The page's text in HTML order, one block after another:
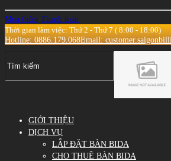
Mua thêm Thanh toán
Thời gian làm việc: Thứ 2 - Thứ 7 ( 8:00 - 18:00)
Hotline: 0886.179.068Email:
GIỚI THIỆU
DỊCH VỤ
LẮP ĐẶT BÀN BIDA
CHO THUÊ BÀN BIDA